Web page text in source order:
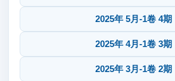
2025年 5月-1卷 4期
2025年 4月-1卷 3期
2025年 3月-1卷 2期